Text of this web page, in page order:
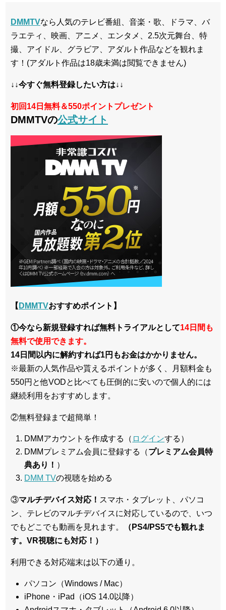
DMMTVなら人気のテレビ番組、音楽・歌、ドラマ、バ
ラエティ、映画、アニメ、エンタメ、2.5次元舞台、特
撮、アイドル、グラビア、アダルト作品などを観れま
す！(アダルト作品は18歳未満は閲覧できません)
↓↓今すぐ無料登録したい方は↓↓
初回14日無料＆550ポイントプレゼント
DMMTVの公式サイト
【 DMMTVおすすめポイント】
①今なら新規登録すれば無料トライアルとして14日間も
無料で使用できます。
14日間以内に解約すれば1円もお金はかかりません。
※最新の人気作品や貰えるポイントが多く、月額料金も
550円と他VODと比べても圧倒的に安いので個人的には
継続利用をおすすめします。
②無料登録まで超簡単！
DMMアカウントを作成する（ ログインする）
DMMプレミアム会員に登録する（プレミアム会員特
典あり！ ）
DMM TVの視聴を始める
③マルチデバイス対応！ スマホ・タブレット、パソコ
ン、テレビのマルチデバイスに対応しているので、いつ
でもどこでも動画を見れます。
（PS4/PS5でも観れま
す。VR視聴にも対応！）
利用できる対応端末は以下の通り。
パソコン（Windows / Mac）
iPhone・iPad（iOS 14.0以降）